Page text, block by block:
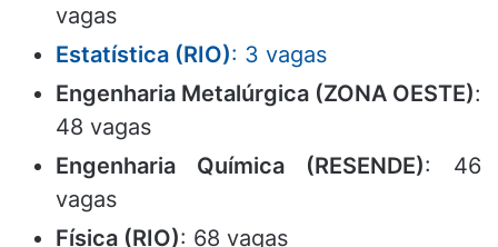
vagas
Estatística (RIO): 3 vagas
Engenharia Metalúrgica (ZONA OESTE):
48 vagas
Engenharia Química (RESENDE): 46
vagas
Física (RIO): 68 vagas